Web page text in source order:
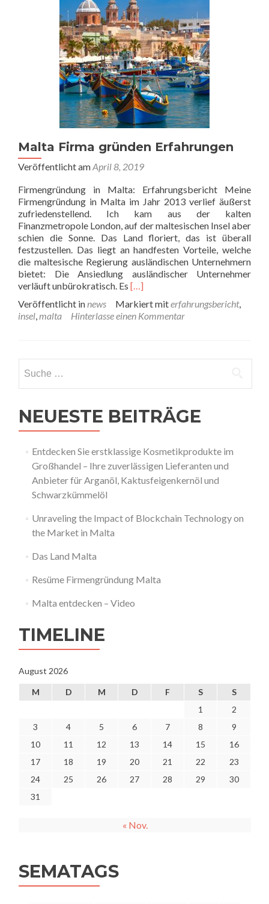
Malta Firma gründen Erfahrungen
Veröffentlicht amApril 8, 2019
Firmengründung in Malta: Erfahrungsbericht Meine
Firmengründung in Malta im Jahr 2013 verlief äußerst
zufriedenstellend. Ich kam aus der kalten
Finanzmetropole London, auf der maltesischen Insel aber
schien die Sonne. Das Land floriert, das ist überall
festzustellen. Das liegt an handfesten Vorteile, welche
die maltesische Regierung ausländischen Unternehmern
bietet: Die Ansiedlung ausländischer Unternehmer
verläuft unbürokratisch. Es Lesen
mehr
über
gründen
[…]
Veröffentlicht innews Markiert miterfahrungsbericht,
insel,malta Hinterlasse einen Kommentar
nach:
NEUESTE BEITRÄGE
Entdecken Sie erstklassige Kosmetikprodukte im
Großhandel – Ihre zuverlässigen Lieferanten und
Anbieter für Arganöl, Kaktusfeigenkernöl und
Schwarzkümmelöl
Unraveling the Impact of Blockchain Technology on
the Market in Malta
Das Land Malta
Resüme Firmengründung Malta
Malta entdecken – Video
TIMELINE
August 2026
M D M D F S
S
1
2
3
4 5 6 7 8
9
10
11 12 13 14 15
16
17
18 19 20 21 22
23
24
25 26 27 28 29
30
31
« Nov.
SEMATAGS